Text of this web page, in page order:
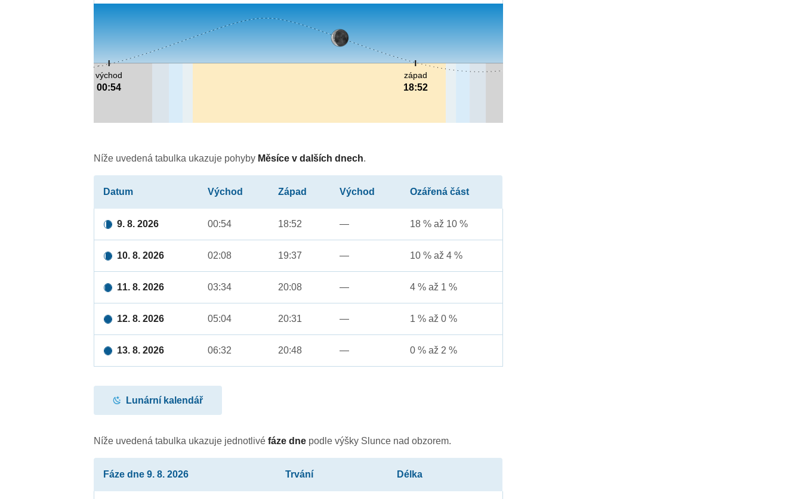
východ
00:54
západ
18:52
Níže uvedená tabulka ukazuje pohyby Měsíce v dalších dnech.
Datum Východ Západ Východ Ozářená část
9. 8. 2026 00:54 18:52 — 18 % až 10 %
10. 8. 2026 02:08 19:37 — 10 % až 4 %
11. 8. 2026 03:34 20:08 — 4 % až 1 %
12. 8. 2026 05:04 20:31 — 1 % až 0 %
13. 8. 2026 06:32 20:48 — 0 % až 2 %
Lunární kalendář
Níže uvedená tabulka ukazuje jednotlivéfáze dne podle výšky Slunce nad obzorem.
Fáze dne 9. 8. 2026 Trvání Délka